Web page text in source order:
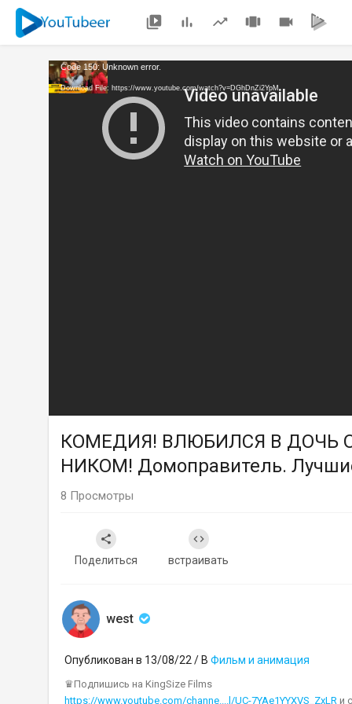
Code 150: Unknown error.
Download File: https://www.youtube.com/watch?v=DGhDnZi2YpM
КОМЕДИЯ! ВЛЮБИЛСЯ В ДОЧЬ
НИКОМ! Домоправитель.
8 Просмотры
Поделиться встраивать
west
Опубликован в 13/08/22 / В Фильм и анимация
♛Подпишись на KingSize Films
https://www.youtube.com/channe....l/UC-7YAe1YYXVS_ZxLR и